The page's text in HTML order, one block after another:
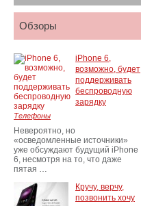
Обзоры
iPhone 6,
возможно, будет
поддерживать
беспроводную
зарядку
Телефоны
Невероятно, но
«осведомленные источники»
уже обсуждают будущий iPhone
6, несмотря на то, что даже
пятая …
Кручу, верчу,
позвонить хочу